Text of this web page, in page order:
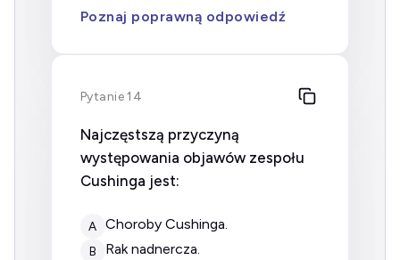
Poznaj poprawną odpowiedź
Pytanie 14
Najczęstszą przyczyną
występowania objawów zespołu
Cushinga jest:
A choroby Cushinga.
B rak nadnercza.